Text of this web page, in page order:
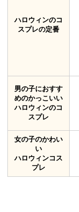
ハロウィンのコ
スプレの定番
男の子におすす
めのかっこいい
ハロウィンのコ
スプレ
女の子のかわい
い
ハロウィンコス
プレ